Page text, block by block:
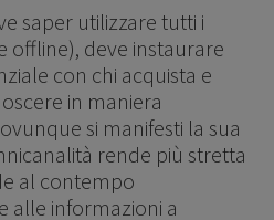
saper utilizzare tutti i
offline), deve instaurare
con chi acquista e
in maniera
si manifesti la sua
rende più stretta
al contempo
alle informazioni a